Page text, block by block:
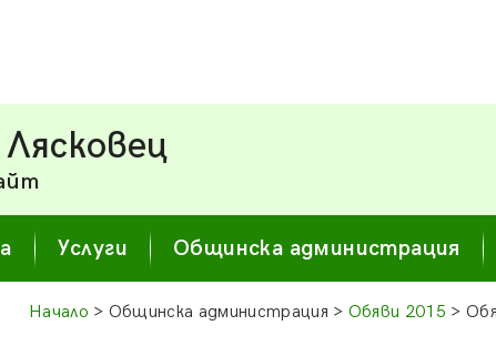
Услуги Общинска администрация
Начало > Общинска администрация > Обяви 2015 >